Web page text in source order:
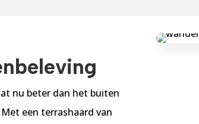
nu beter dan het buiten
een terrashaard van